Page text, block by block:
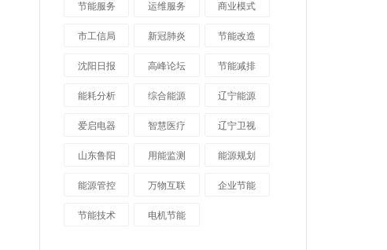
节能服务 运维服务 商业模式
市工信局 新冠肺炎 节能改造
沈阳日报 高峰论坛 节能减排
能耗分析 综合能源 辽宁能源
爱启电器 智慧医疗 辽宁卫视
山东鲁阳 用能监测 能源规划
能源管控 万物互联 企业节能
节能技术 电机节能